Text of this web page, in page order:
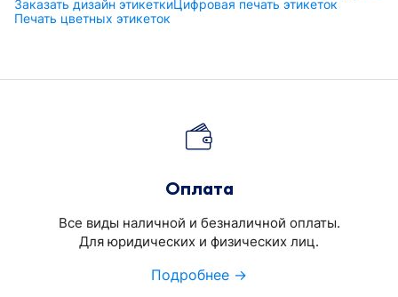
Заказать дизайн этикеткиЦифровая печать этикеток
Печать цветных этикеток
Оплата
Все виды наличной и безналичной оплаты.
Для юридических и физических лиц.
Подробнее →